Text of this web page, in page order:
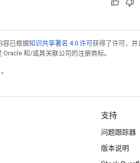
容已根据知识共享署名 4.0 许可获得了许可，
Oracle 和/或其关联公司的注册商标。
支持
问题跟踪器
版本说明